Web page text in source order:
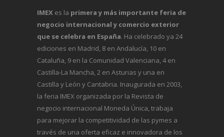
IMEX es la primera y más importante feria de
negocio internacional y comercio exterior
que se celebra en España. Ha celebrado ya 24
ediciones en Madrid, 8 en Andalucía, 10 en
Cataluña, 9 en la Comunidad Valenciana, 4 en
Castilla-La Mancha, 2 en Asturias y una en
Castilla y León y Cantabria. Inaugurada en 2003,
la feria IMEX organizada por la Revista de
negocio internacional Moneda Única , trabaja
para mejorar la competitividad de las pymes a
través de una oferta eficaz e innovadora de los